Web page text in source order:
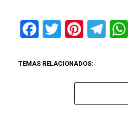
FacebookTwitter Pinterest
TEMAS RELACIONADOS: